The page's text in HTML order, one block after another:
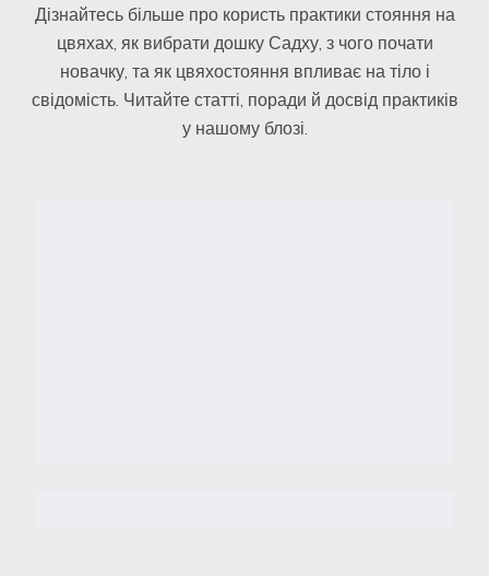
Дізнайтесь більше про користь практики стояння на
цвяхах, як вибрати дошку Садху, з чого почати
новачку, та як цвяхостояння впливає на тіло і
свідомість. Читайте статті, поради й досвід практиків
у нашому блозі.